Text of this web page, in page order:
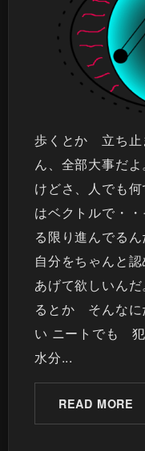
歩くとか 立ち止
ん、全部大事だよ
けどさ、人でも
はベクトルで・
る限り進んでる
自分をちゃんと
あげて欲しいん
るとか そんなに
い ニートでも
水分...
READ MORE